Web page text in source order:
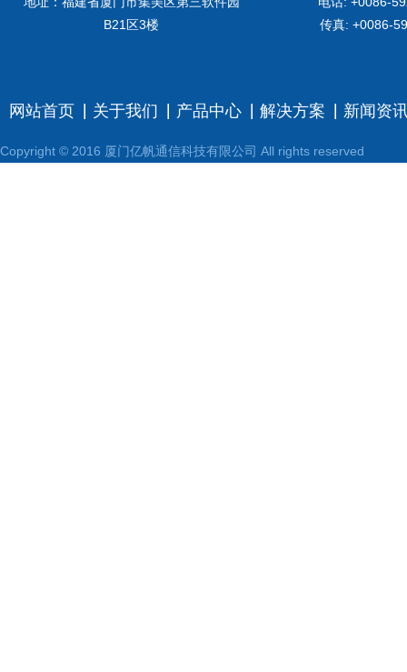
B21区3楼
传真: +0086-
网站首页 关于我们 产品中心 解决方案 新闻资
Copyright © 2016 厦门亿帆通信科技有限公司 All rights reserved